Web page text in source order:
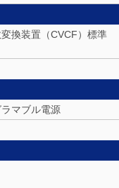
変換装置（CVCF）標準
マブル電源